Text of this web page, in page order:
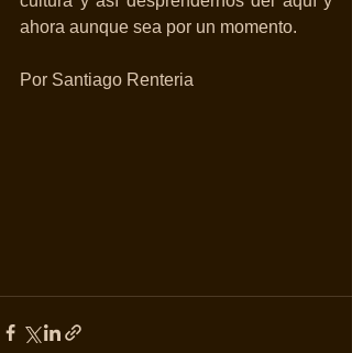
ahora aunque sea por un momento.
Por Santiago Renteria